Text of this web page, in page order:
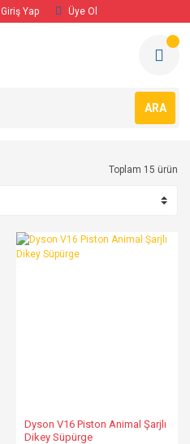
Giriş Yap Üye Ol
ARA
Toplam 15 ürün
Dyson V16 Piston Animal Şarjlı
Dikey Süpürge